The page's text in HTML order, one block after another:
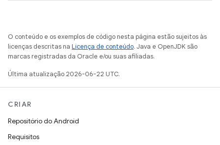
O conteúdo e os exemplos de código nesta página estão sujeitos às
licenças descritas na Licença de conteúdo. Java e OpenJDK são
marcas registradas da Oracle e/ou suas afiliadas.
Última atualização 2026-06-22 UTC.
CRIAR
Repositório do Android
Requisitos